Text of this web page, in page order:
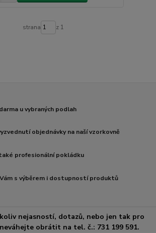
strana z 1
u vybraných podlah
objednávky na naší vzorkovně
profesionální pokládku
s výběrem i dostupností produktů
nejasností, dotazů, nebo jen tak pro
obrátit na tel. č.: 731 199 591.